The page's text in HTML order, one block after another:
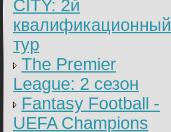
CITY: 2й
квалификационный
тур
The Premier
League: 2 cезон
Fantasy Football -
UEFA Champions